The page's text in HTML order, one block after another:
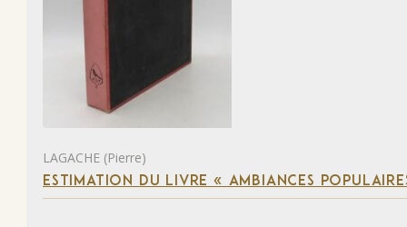
LAGACHE (Pierre)
ESTIMATION DU LIVRE « AMBIANCES